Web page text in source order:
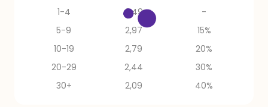
1-4
3,49
-
5-9
2,97
15%
10-19
2,79
20%
20-29
2,44
30%
30+
2,09 40%